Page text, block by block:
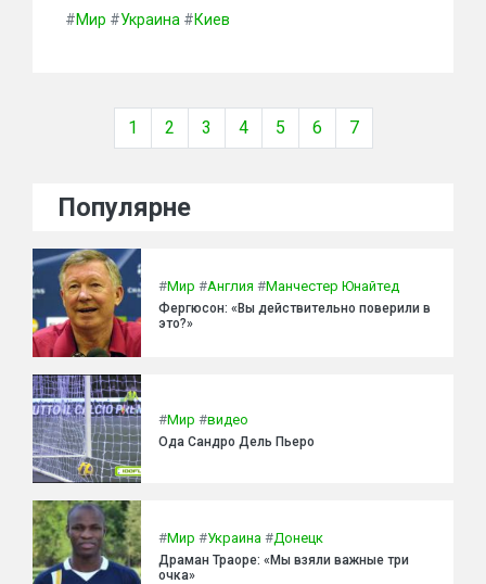
#Мир #Украина #Киев
1 2 3 4 5 6 7
Популярне
#Мир #Англия #Манчестер Юнайтед
Фергюсон: «Вы действительно поверили в
это?»
#Мир #видео
Ода Сандро Дель Пьеро
#Мир #Украина #Донецк
Драман Траоре: «Мы взяли важные три
очка»